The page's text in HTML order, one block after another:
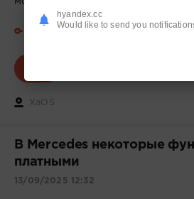
XaOS
В Mercedes некоторые
платными
13/09/2025 12:32
hyandex.cc
Would like to send you